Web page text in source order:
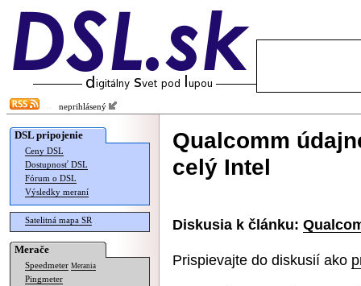
neprihlásený
DSL pripojenie
Ceny DSL
Dostupnosť DSL
Fórum o DSL
Výsledky meraní
Satelitná mapa SR
Merače
Speedmeter Merania
Pingmeter
Qualcomm
celý Intel
Diskusia k článku:
Prispievajte do diskusií ako